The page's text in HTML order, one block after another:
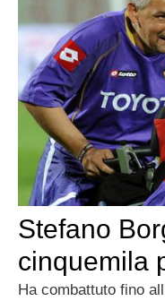
Stefano
cinquemila
Ha combattuto fino